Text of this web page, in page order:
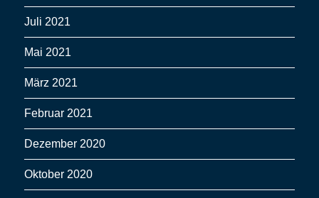
Juli 2021
Mai 2021
März 2021
Februar 2021
Dezember 2020
Oktober 2020